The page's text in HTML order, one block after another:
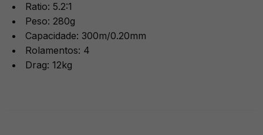
Ratio: 5.2:1
Peso: 280g
Capacidade: 300m/0.20mm
Rolamentos: 4
Drag: 12kg